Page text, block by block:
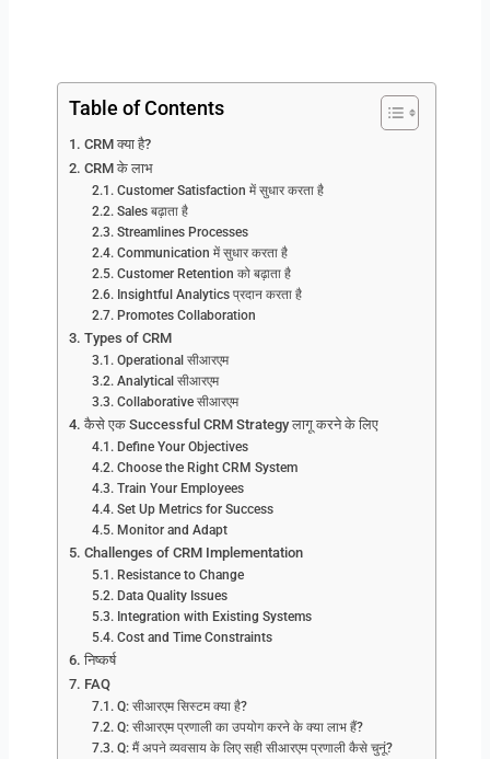
Table of Contents
CRM क्या है?
CRM के लाभ
Customer Satisfaction में सुधार करता है
Sales बढ़ाता है
Streamlines Processes
Communication में सुधार करता है
Customer Retention को बढ़ाता है
Insightful Analytics प्रदान करता है
Promotes Collaboration
Types of CRM
Operational सीआरएम
Analytical सीआरएम
Collaborative सीआरएम
कैसे एक Successful CRM Strategy लागू करने के लिए
Define Your Objectives
Choose the Right CRM System
Train Your Employees
Set Up Metrics for Success
Monitor and Adapt
Challenges of CRM Implementation
Resistance to Change
Data Quality Issues
Integration with Existing Systems
Cost and Time Constraints
निष्कर्ष
FAQ
Q: सीआरएम सिस्टम क्या है?
Q: सीआरएम प्रणाली का उपयोग करने के क्या लाभ हैं?
Q: मैं अपने व्यवसाय के लिए सही सीआरएम प्रणाली कैसे चुनूं?